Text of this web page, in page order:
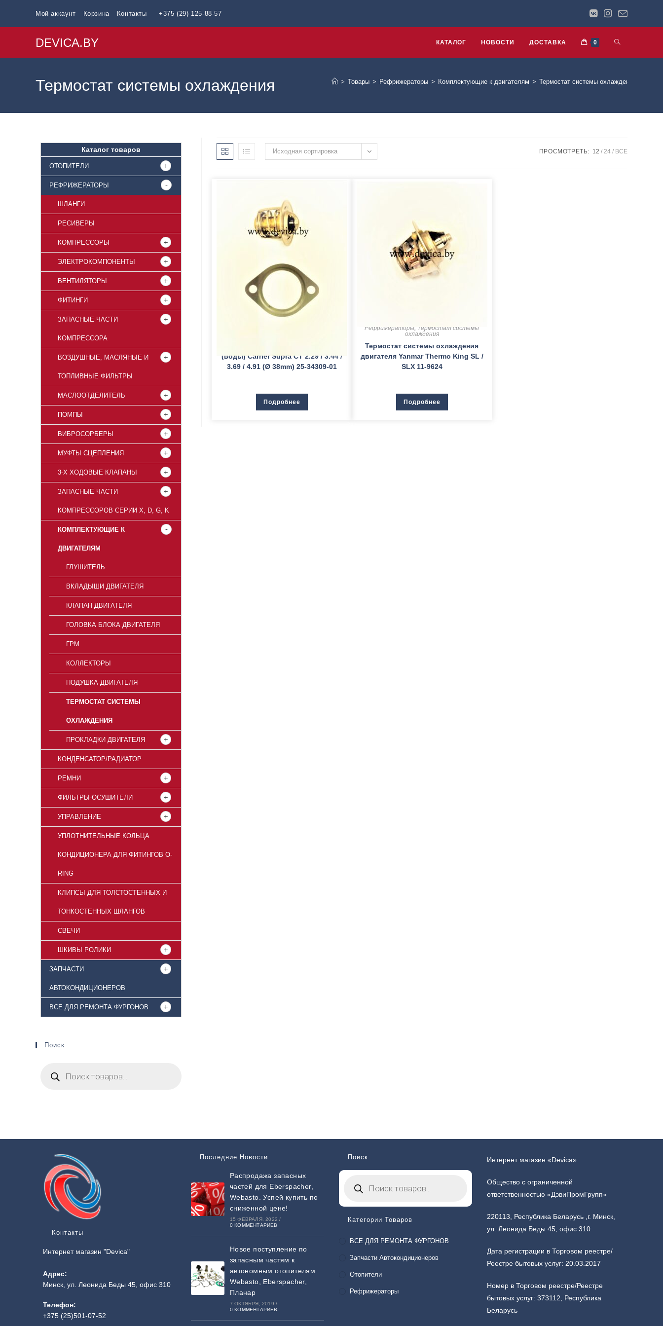
Мой аккаунт Корзина Контакты +375 (29) 125-88-57
DEVICA.BY КАТАЛОГ НОВОСТИ ДОСТАВКА 0
Термостат системы охлаждения > Товары > Рефрижераторы > Комплектующие к двигателям > Термостат системы охлаждения
Исходная сортировка ПРОСМОТРЕТЬ: 12 24 ВСЕ
(воды) Carrier Supra CT 2.29 / 3.44 /
3.69 / 4.91 (Ø 38mm) 25-34309-01
Подробнее
Рефрижераторы, Термостат системы
охлаждения
Термостат системы охлаждения
двигателя Yanmar Thermo King SL /
SLX 11-9624
Подробнее
Каталог товаров
ОТОПИТЕЛИ
РЕФРИЖЕРАТОРЫ
ШЛАНГИ
РЕСИВЕРЫ
КОМПРЕССОРЫ
ЭЛЕКТРОКОМПОНЕНТЫ
ВЕНТИЛЯТОРЫ
ФИТИНГИ
ЗАПАСНЫЕ ЧАСТИ
КОМПРЕССОРА
ВОЗДУШНЫЕ, МАСЛЯНЫЕ И
ТОПЛИВНЫЕ ФИЛЬТРЫ
МАСЛООТДЕЛИТЕЛЬ
ПОМПЫ
ВИБРОСОРБЕРЫ
МУФТЫ СЦЕПЛЕНИЯ
3-Х ХОДОВЫЕ КЛАПАНЫ
ЗАПАСНЫЕ ЧАСТИ
КОМПРЕССОРОВ СЕРИИ X, D, G, K
КОМПЛЕКТУЮЩИЕ К
ДВИГАТЕЛЯМ
ГЛУШИТЕЛЬ
ВКЛАДЫШИ ДВИГАТЕЛЯ
КЛАПАН ДВИГАТЕЛЯ
ГОЛОВКА БЛОКА ДВИГАТЕЛЯ
ГРМ
КОЛЛЕКТОРЫ
ПОДУШКА ДВИГАТЕЛЯ
ТЕРМОСТАТ СИСТЕМЫ
ОХЛАЖДЕНИЯ
ПРОКЛАДКИ ДВИГАТЕЛЯ
КОНДЕНСАТОР/РАДИАТОР
РЕМНИ
ФИЛЬТРЫ-ОСУШИТЕЛИ
УПРАВЛЕНИЕ
УПЛОТНИТЕЛЬНЫЕ КОЛЬЦА
КОНДИЦИОНЕРА ДЛЯ ФИТИНГОВ O-
RING
КЛИПСЫ ДЛЯ ТОЛСТОСТЕННЫХ И
ТОНКОСТЕННЫХ ШЛАНГОВ
СВЕЧИ
ШКИВЫ РОЛИКИ
ЗАПЧАСТИ
АВТОКОНДИЦИОНЕРОВ
ВСЕ ДЛЯ РЕМОНТА ФУРГОНОВ
Поиск
Контакты
Интернет магазин "Devica"
Адрес:
Минск, ул. Леонида Беды 45, офис 310
Телефон:
+375 (25)501-07-52
Последние Новости
Распродажа запасных
частей для Eberspacher,
Webasto. Успей купить по
сниженной цене!
15 ФЕВРАЛЯ, 2022 /
0 КОММЕНТАРИЕВ
Новое поступление по
запасным частям к
автономным отопителям
Webasto, Eberspacher,
Планар
7 ОКТЯБРЯ, 2019 /
0 КОММЕНТАРИЕВ
Поиск
Категории Товаров
ВСЕ ДЛЯ РЕМОНТА ФУРГОНОВ
Запчасти Автокондиционеров
Отопители
Рефрижераторы
Интернет магазин «Devica»
Общество с ограниченной
ответственностью «ДэвиПромГрупп»
220113, Республика Беларусь ,г. Минск,
ул. Леонида Беды 45, офис 310
Дата регистрации в Торговом реестре/
Реестре бытовых услуг: 20.03.2017
Номер в Торговом реестре/Реестре
бытовых услуг: 373112, Республика
Беларусь